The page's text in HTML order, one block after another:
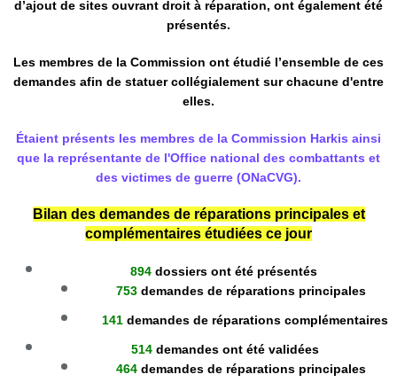
d’ajout de sites ouvrant droit à réparation, ont également été
présentés.
Les membres de la Commission ont étudié l’ensemble de ces
demandes afin de statuer collégialement sur chacune d'entre
elles.
Étaient présents les membres de la Commission Harkis ainsi
que la représentante de l'Office national des combattants et
des victimes de guerre (ONaCVG).
Bilan des demandes de réparations principales et
complémentaires étudiées ce jour
894dossiers ont été présentés
753 demandes de réparations principales
141demandes de réparations complémentaires
514 demandes ont été validées
464 demandes de réparations principales